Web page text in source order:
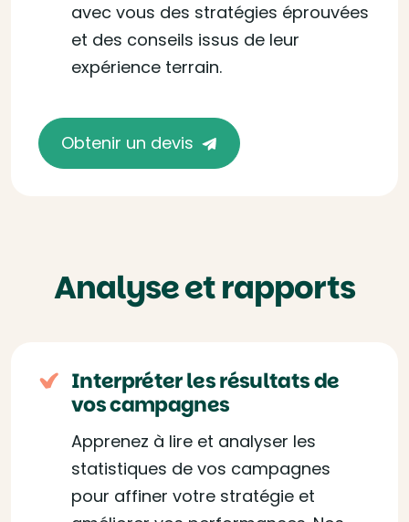
avec vous des stratégies éprouvées
et des conseils issus de leur
expérience terrain.
Obtenir un devis
Analyse et rapports
Interpréter les résultats de
vos campagnes
Apprenez à lire et analyser les
statistiques de vos campagnes
pour affiner votre stratégie et